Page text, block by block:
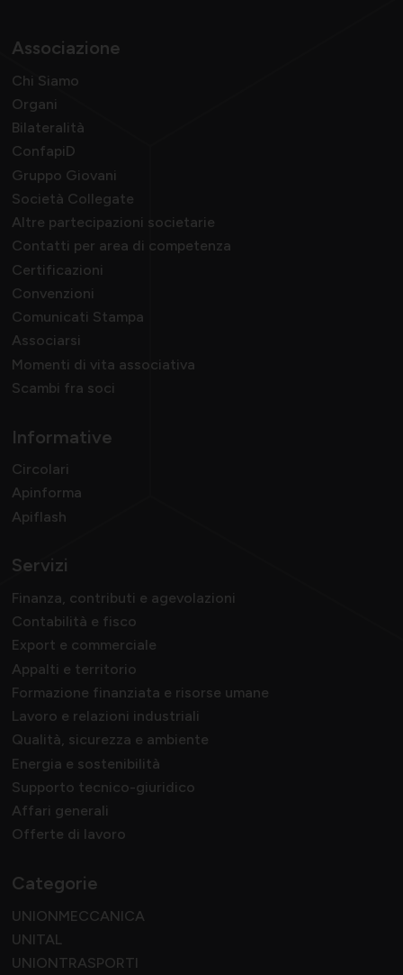
Associazione
Chi Siamo
Organi
Bilateralità
ConfapiD
Gruppo Giovani
Società Collegate
Altre partecipazioni societarie
Contatti per area di competenza
Certificazioni
Convenzioni
Comunicati Stampa
Associarsi
Momenti di vita associativa
Scambi fra soci
Informative
Circolari
Apinforma
Apiflash
Servizi
Finanza, contributi e agevolazioni
Contabilità e fisco
Export e commerciale
Appalti e territorio
Formazione finanziata e risorse umane
Lavoro e relazioni industriali
Qualità, sicurezza e ambiente
Energia e sostenibilità
Supporto tecnico-giuridico
Affari generali
Offerte di lavoro
Categorie
UNIONMECCANICA
UNITAL
UNIONTRASPORTI